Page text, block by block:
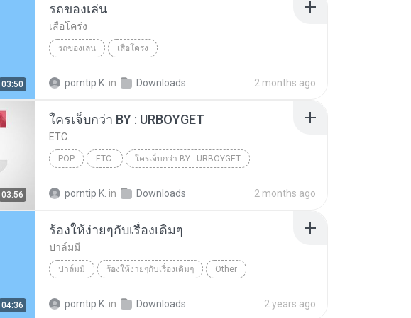
03:50
รถของเล่น
เสือโคร่ง
รถของเล่น เสือโคร่ง
porntip K. in Downloads 2 months ago
03:56
ใครเจ็บกว่า BY : URBOYGET
ETC.
POP ETC. ใครเจ็บกว่า BY : URBOYGET
porntip K. in Downloads 2 months ago
04:36
ร้องให้ง่ายๆกับเรื่องเดิมๆ
ปาล์มมี่
ปาล์มมี่ ร้องให้ง่ายๆกับเรื่องเดิมๆ Other
porntip K. in Downloads 2 years ago